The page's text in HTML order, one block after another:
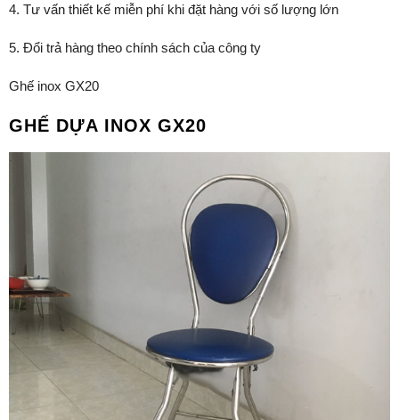
4. Tư vấn thiết kế miễn phí khi đặt hàng với số lượng lớn
5. Đổi trả hàng theo chính sách của công ty
Ghế inox GX20
GHẾ DỰA INOX GX20